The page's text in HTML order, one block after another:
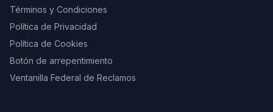
Términos y Condiciones
Política de Privacidad
Política de Cookies
Botón de arrepentimiento
Ventanilla Federal de Reclamos